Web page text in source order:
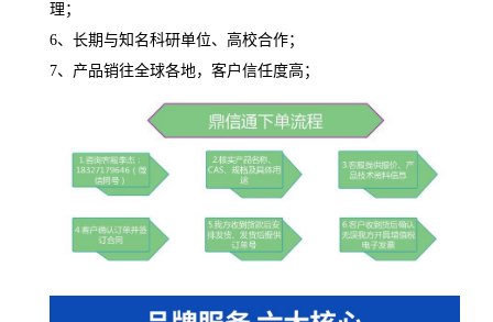
理；
6、长期与知名科研单位、高校合作；
7、产品销往全球各地，客户信任度高；